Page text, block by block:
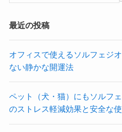
最近の投稿
オフィスで使えるソルフェジ
ない静かな開運法
ペット（犬・猫）にもソルフ
のストレス軽減効果と安全な